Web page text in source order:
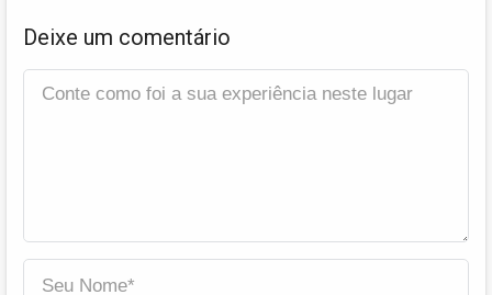
Deixe um comentário